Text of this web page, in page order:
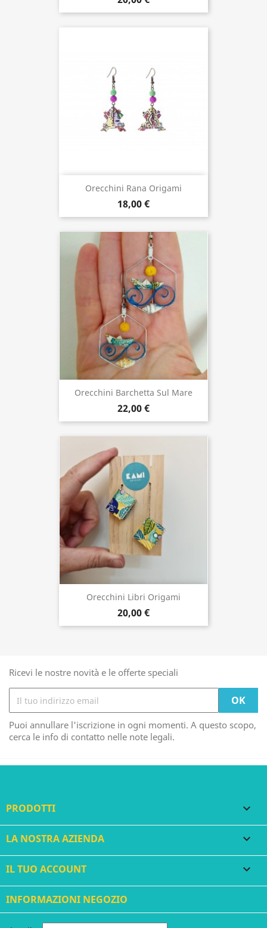
Orecchini Rana Origami
18,00 €
Orecchini Barchetta Sul Mare
22,00 €
Orecchini Libri Origami
20,00 €
Ricevi le nostre novità e le offerte speciali
Puoi annullare l'iscrizione in ogni momenti. A questo scopo,
cerca le info di contatto nelle note legali.
PRODOTTI 
LA NOSTRA AZIENDA 
IL TUO ACCOUNT 
INFORMAZIONI NEGOZIO